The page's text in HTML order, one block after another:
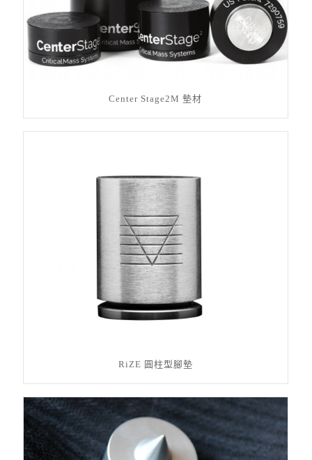
Center Stage2M 墊材
RiZE 圓柱型腳墊